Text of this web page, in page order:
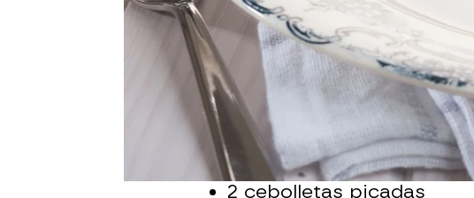
Publicado: 30 de junio de 2018, 14:33
Ingredientes:
3 sesos de cordero
caldo
4 tomates muy maduros
2 cebolletas picadas